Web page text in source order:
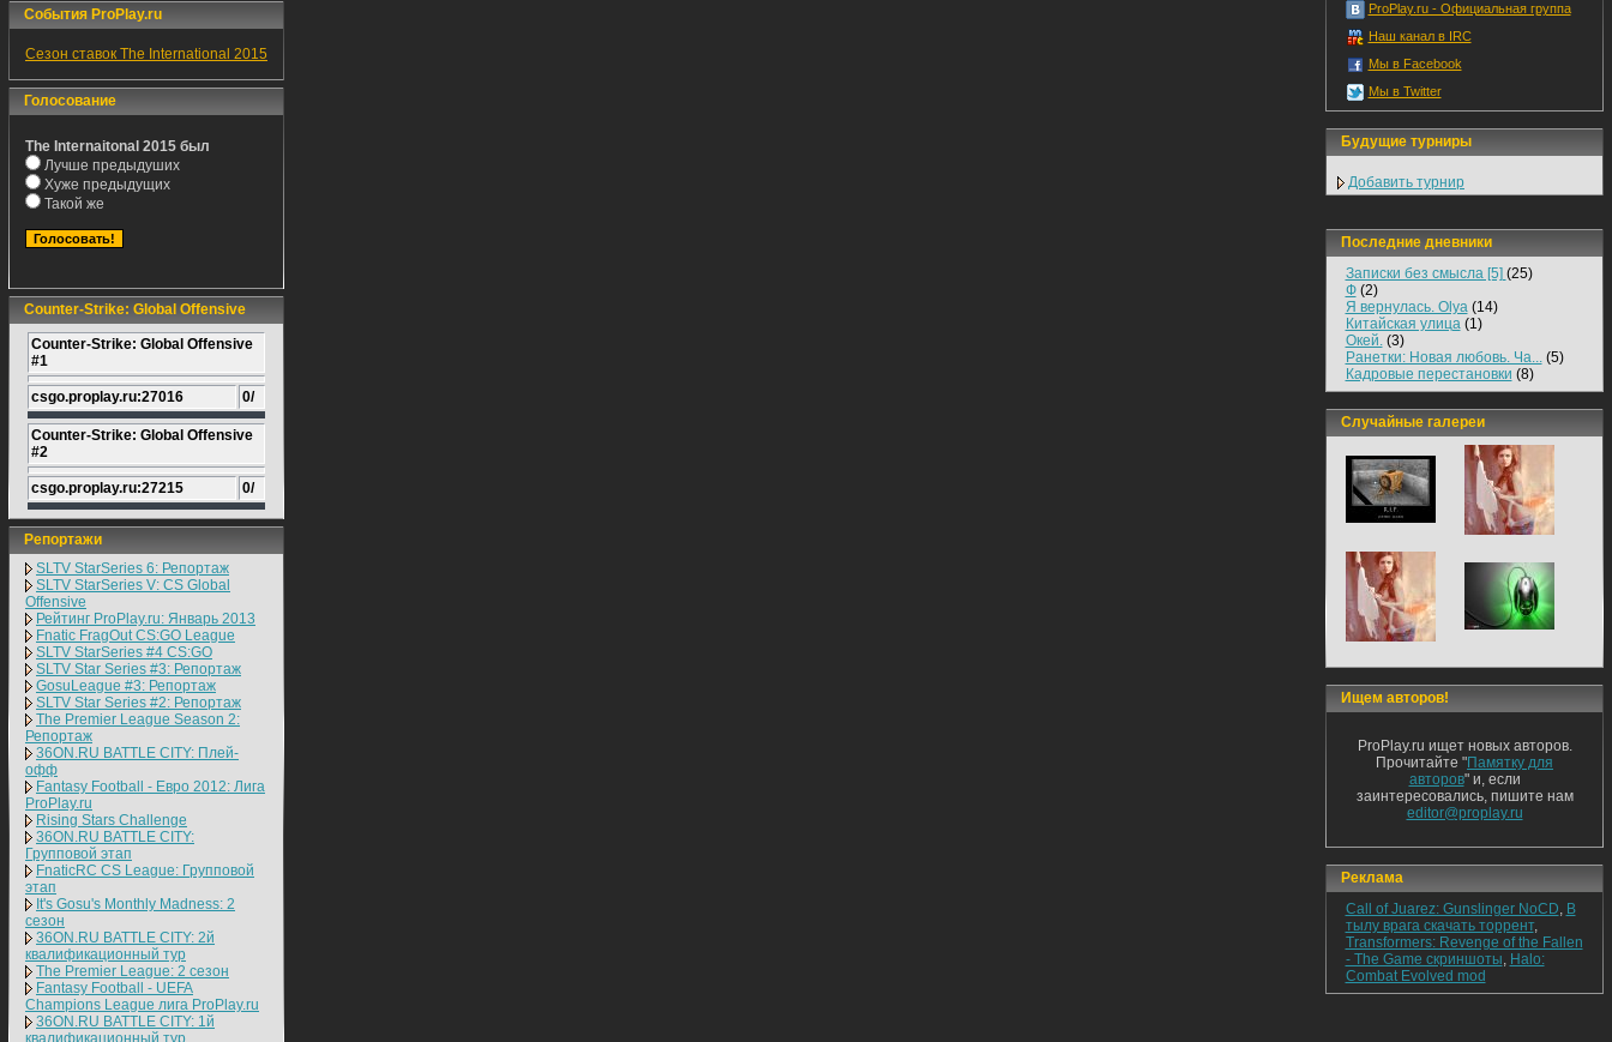
События ProPlay.ru
Сезон ставок The International 2015
Голосование
The Internaitonal 2015 был
Лучше предыдуших
Хуже предыдущих
Такой же
Counter-Strike: Global Offensive
Counter-Strike: Global Offensive
#1
csgo.proplay.ru:27016 0/
Counter-Strike: Global Offensive
#2
csgo.proplay.ru:27215 0/
Репортажи
SLTV StarSeries 6: Репортаж
SLTV StarSeries V: CS Global
Offensive
Рейтинг ProPlay.ru: Январь 2013
Fnatic FragOut CS:GO League
SLTV StarSeries #4 CS:GO
SLTV Star Series #3: Репортаж
GosuLeague #3: Репортаж
SLTV Star Series #2: Репортаж
The Premier League Season 2:
Репортаж
36ON.RU BATTLE CITY: Плей-
офф
Fantasy Football - Евро 2012: Лига
ProPlay.ru
Rising Stars Challenge
36ON.RU BATTLE CITY:
Групповой этап
FnaticRC CS League: Групповой
этап
It's Gosu's Monthly Madness: 2
сезон
36ON.RU BATTLE CITY: 2й
квалификационный тур
The Premier League: 2 cезон
Fantasy Football - UEFA
Champions League лига ProPlay.ru
36ON.RU BATTLE CITY: 1й
квалификационный тур
ProPlay.ru - Официальная группа
Наш канал в IRC
Мы в Facebook
Мы в Twitter
Будущие турниры
Добавить турнир
Последние дневники
Записки без смысла [5] (25)
Ф(2)
Я вернулась. Olya(14)
Китайская улица(1)
Окей.(3)
Ранетки: Новая любовь. Ча...(5)
Кадровые перестановки (8)
Случайные галереи
Ищем авторов!
ProPlay.ru ищет новых авторов.
Прочитайте "Памятку для
авторов" и, если
заинтересовались, пишите нам
editor@proplay.ru
Реклама
Call of Juarez: Gunslinger NoCD, В
тылу врага скачать торрент,
Transformers: Revenge of the Fallen
- The Game скриншоты, Halo:
Combat Evolved mod